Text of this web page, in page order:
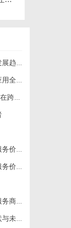
趋势
解析
支点
价值
详解
科技
趋势